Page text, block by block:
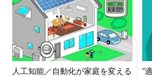
人工知能／自動化が家庭を変える
“